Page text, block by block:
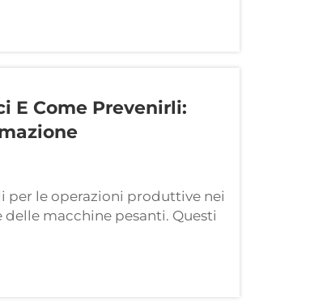
E Come Prevenirli:
per le operazioni produttive nei
macchine pesanti. Questi
la microstruttura dei